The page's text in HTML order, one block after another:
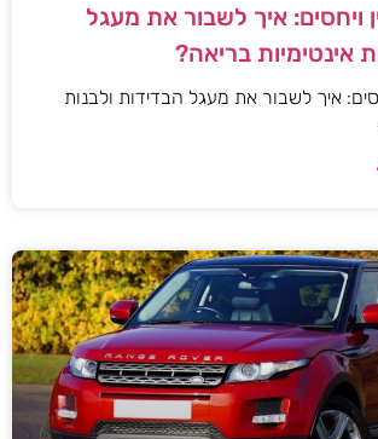
ויחסים: איך לשבור את מעגל
אינטימיות בריאה?
איך לשבור את מעגל הבדידות ולבנות